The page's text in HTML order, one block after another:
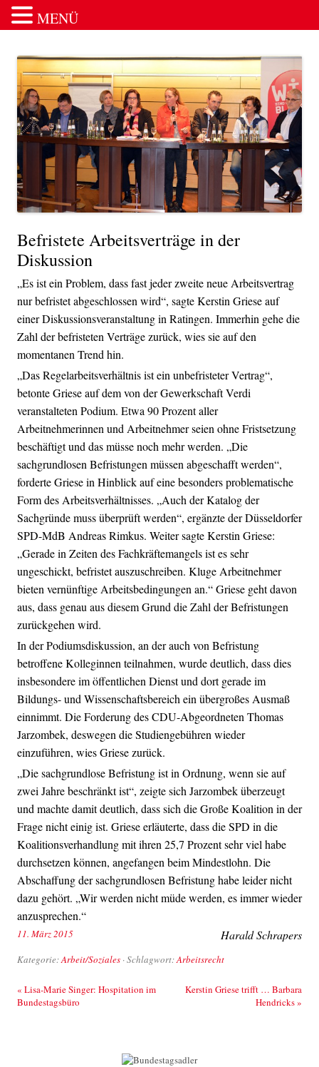
Befristete Arbeitsverträge in der
Diskussion
„Es ist ein Problem, dass fast jeder zweite neue Arbeitsvertrag
nur befristet abgeschlossen wird“, sagte Kerstin Griese auf
einer Diskussionsveranstaltung in Ratingen. Immerhin gehe die
Zahl der befristeten Verträge zurück, wies sie auf den
momentanen Trend hin.
„Das Regelarbeitsverhältnis ist ein unbefristeter Vertrag“,
betonte Griese auf dem von der Gewerkschaft Verdi
veranstalteten Podium. Etwa 90 Prozent aller
Arbeitnehmerinnen und Arbeitnehmer seien ohne Fristsetzung
beschäftigt und das müsse noch mehr werden. „Die
sachgrundlosen Befristungen müssen abgeschafft werden“,
forderte Griese in Hinblick auf eine besonders problematische
Form des Arbeitsverhältnisses. „Auch der Katalog der
Sachgründe muss überprüft werden“, ergänzte der Düsseldorfer
SPD-MdB Andreas Rimkus. Weiter sagte Kerstin Griese:
„Gerade in Zeiten des Fachkräftemangels ist es sehr
ungeschickt, befristet auszuschreiben. Kluge Arbeitnehmer
bieten vernünftige Arbeitsbedingungen an.“ Griese geht davon
aus, dass genau aus diesem Grund die Zahl der Befristungen
zurückgehen wird.
In der Podiumsdiskussion, an der auch von Befristung
betroffene Kolleginnen teilnahmen, wurde deutlich, dass dies
insbesondere im öffentlichen Dienst und dort gerade im
Bildungs- und Wissenschaftsbereich ein übergroßes Ausmaß
einnimmt. Die Forderung des CDU-Abgeordneten Thomas
Jarzombek, deswegen die Studiengebühren wieder
einzuführen, wies Griese zurück.
„Die sachgrundlose Befristung ist in Ordnung, wenn sie auf
zwei Jahre beschränkt ist“, zeigte sich Jarzombek überzeugt
und machte damit deutlich, dass sich die Große Koalition in der
Frage nicht einig ist. Griese erläuterte, dass die SPD in die
Koalitionsverhandlung mit ihren 25,7 Prozent sehr viel habe
durchsetzen können, angefangen beim Mindestlohn. Die
Abschaffung der sachgrundlosen Befristung habe leider nicht
dazu gehört. „Wir werden nicht müde werden, es immer wieder
anzusprechen.“
Harald Schrapers
11. März 2015
Kategorie:Arbeit/Soziales · Schlagwort:Arbeitsrecht
Beitrags-Navigation
« Lisa-Marie Singer: Hospitation im
Bundestagsbüro
Kerstin Griese trifft … Barbara
Hendricks»
MENÜ